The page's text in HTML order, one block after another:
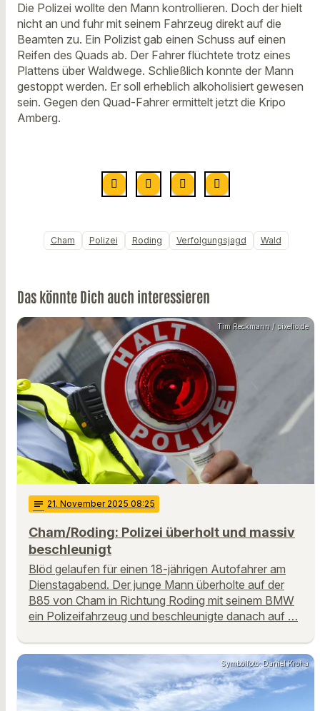
Die Polizei wollte den Mann kontrollieren. Doch der hielt
nicht an und fuhr mit seinem Fahrzeug direkt auf die
Beamten zu. Ein Polizist gab einen Schuss auf einen
Reifen des Quads ab. Der Fahrer flüchtete trotz eines
Plattens über Waldwege. Schließlich konnte der Mann
gestoppt werden. Er soll erheblich alkoholisiert gewesen
sein. Gegen den Quad-Fahrer ermittelt jetzt die Kripo
Amberg.
Cham Polizei Roding Verfolgungsjagd Wald
Das könnte Dich auch interessieren
Tim Reckmann / pixelio.de
notes 21. November 2025 08:25
Cham/Roding: Polizei überholt und massiv
beschleunigt
Blöd gelaufen für einen 18-jährigen Autofahrer am
Dienstagabend. Der junge Mann überholte auf der
B85 von Cham in Richtung Roding mit seinem BMW
ein Polizeifahrzeug und beschleunigte danach auf …
Symbolfoto: Daniel Kroha